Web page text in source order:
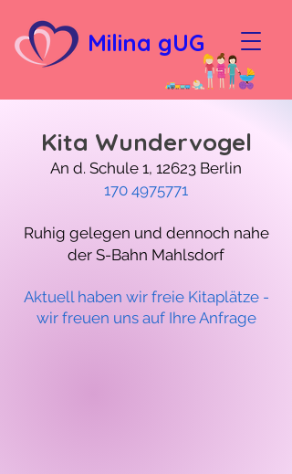
Milina gUG
Kita Wundervogel
An d. Schule 1, 12623 Berlin
170 4975771
Ruhig gelegen und dennoch nahe
der S-Bahn Mahlsdorf
Aktuell haben wir freie Kitaplätze -
wir freuen uns auf IhreAnfrage